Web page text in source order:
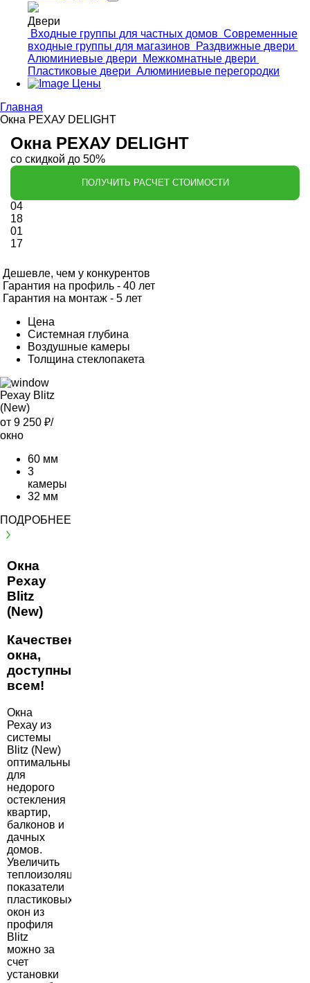
Двери
Входные группы для частных домов Современные
входные группы для магазинов
Раздвижные двери
Алюминиевые двери
Межкомнатные двери
Пластиковые двери Алюминиевые перегородки
Цены
Главная
Окна РЕХАУ DELIGHT
Окна РЕХАУ DELIGHT
со скидкой до 50%
ПОЛУЧИТЬ РАСЧЕТ СТОИМОСТИ
04
18
01
16
Дешевле, чем у конкурентов
Гарантия на профиль - 40 лет
Гарантия на монтаж - 5 лет
Цена
Системная глубина
Воздушные камеры
Толщина стеклопакета
Рехау Blitz
(New)
от 9 250 ₽/
окно
60 мм
3
камеры
32 мм
ПОДРОБНЕЕ
Окна
Рехау
Blitz
(New)
Качественные
окна,
доступные
всем!
Окна
Рехау из
системы
Blitz (New)
оптимальны
для
недорого
остекления
квартир,
балконов и
дачных
домов.
Увеличить
теплоизоляционные
показатели
пластиковых
окон из
профиля
Blitz
можно за
счет
установки